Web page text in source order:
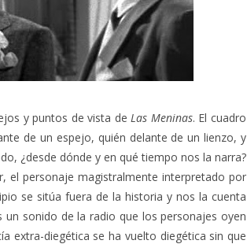
y puntos de vista deLas Meninas. El cuadro
de un espejo, quién delante de un lienzo, y
¿desde dónde y en qué tiempo nos la narra?
el personaje magistralmente interpretado por
se sitúa fuera de la historia y nos la cuenta
sonido de la radio que los personajes oyen
extra-diegética se ha vuelto diegética sin que